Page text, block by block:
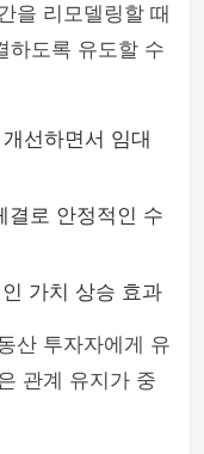
을 리모델링할 때
하도록 유도할 수
선하면서 임대
결로 안정적인 수
가치 상승 효과
산 투자자에게 유
관계 유지가 중